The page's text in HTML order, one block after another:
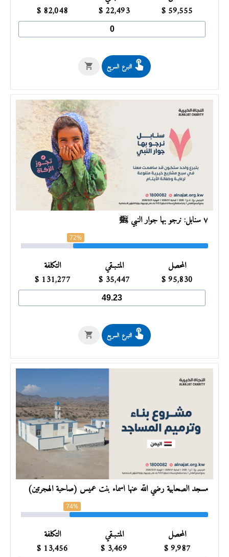
59,555
$
22,493
$
82,048
$
التبرع السريع
٧ سنابل: نرجو بها جوار النبي ﷺ
72%
المحصل
95,830
$
المتـبـقي
35,447
$
التكلفة
131,277
$
التبرع السريع
مسجد الصحابية رضي الله عنها أسماء بنت عميس (صاحبة الهجرتين)
74%
المحصل
9,987
$
المتـبـقي
3,469
$
التكلفة
13,456
$